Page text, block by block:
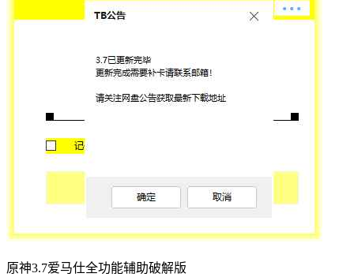
原神3.7爱马仕全功能辅助破解版